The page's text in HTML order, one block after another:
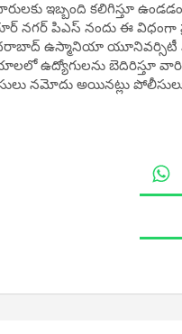
ఇబ్బంది కలిగిస్తూ
నగర్ పిఎస్ నందు ఈ విధంగా
ఉస్మానియా యూనివర్సిటీ
ఉద్యోగులను బెదిరిస్తూ
నమోదు అయినట్లు